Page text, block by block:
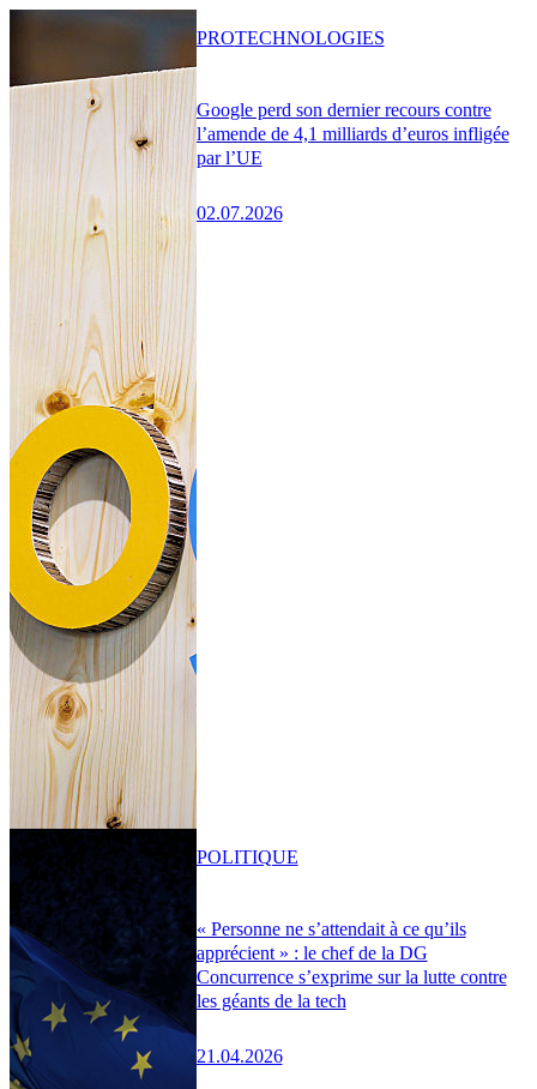
Google perd son dernier recours contre
l’amende de 4,1 milliards d’euros infligée
par l’UE
02.07.2026
PROTECHNOLOGIES
« Personne ne s’attendait à ce qu’ils
apprécient » : le chef de la DG
Concurrence s’exprime sur la lutte contre
les géants de la tech
21.04.2026
POLITIQUE